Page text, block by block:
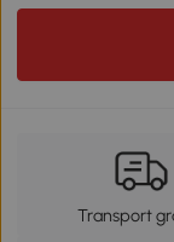
Transport